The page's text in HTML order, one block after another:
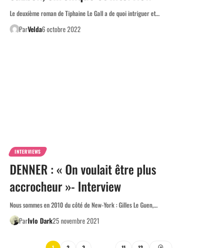
Le deuxième roman de Tiphaine Le Gall a de quoi intriguer et…
ParVelda6 octobre 2022
INTERVIEWS
DENNER : « On voulait être plus
accrocheur »- Interview
Nous sommes en 2010 du côté de New-York : Gilles Le Guen,…
ParIvlo Dark25 novembre 2021